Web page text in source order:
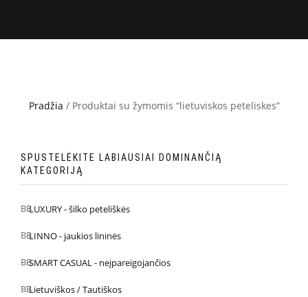
Pradžia / Produktai su žymomis “lietuviskos peteliskes”
SPUSTELĖKITE LABIAUSIAI DOMINANČIĄ
KATEGORIJĄ
LUXURY - šilko peteliškės
LINNO - jaukios lininės
SMART CASUAL - neįpareigojančios
Lietuviškos / Tautiškos